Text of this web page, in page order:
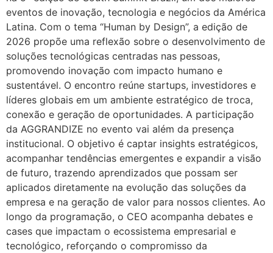
eventos de inovação, tecnologia e negócios da América
Latina. Com o tema “Human by Design”, a edição de
2026 propõe uma reflexão sobre o desenvolvimento de
soluções tecnológicas centradas nas pessoas,
promovendo inovação com impacto humano e
sustentável. O encontro reúne startups, investidores e
líderes globais em um ambiente estratégico de troca,
conexão e geração de oportunidades. A participação
da AGGRANDIZE no evento vai além da presença
institucional. O objetivo é captar insights estratégicos,
acompanhar tendências emergentes e expandir a visão
de futuro, trazendo aprendizados que possam ser
aplicados diretamente na evolução das soluções da
empresa e na geração de valor para nossos clientes. Ao
longo da programação, o CEO acompanha debates e
cases que impactam o ecossistema empresarial e
tecnológico, reforçando o compromisso da